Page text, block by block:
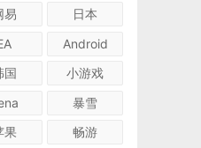
易
日本
Android
国
小游戏
暴雪
果
畅游